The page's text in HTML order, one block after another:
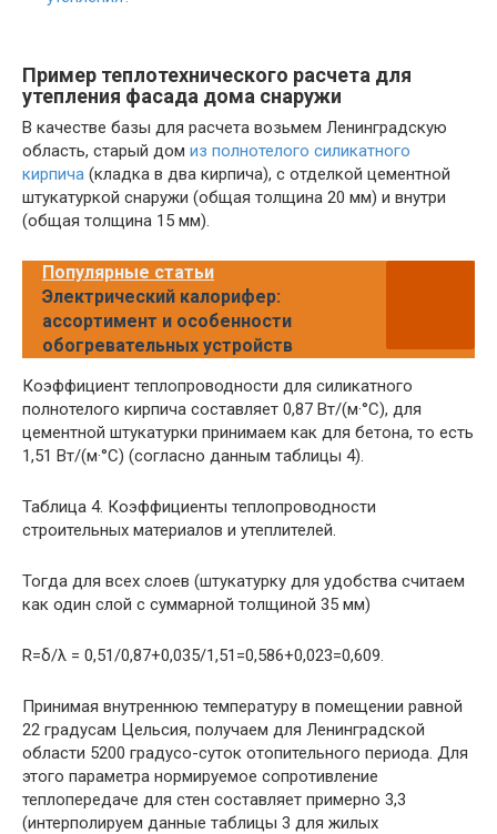
Пример теплотехнического расчета для
утепления фасада дома снаружи
В качестве базы для расчета возьмем Ленинградскую
область, старый дом из полнотелого силикатного
кирпича (кладка в два кирпича), с отделкой цементной
штукатуркой снаружи (общая толщина 20 мм) и внутри
(общая толщина 15 мм).
Популярные статьи
Электрический калорифер:
ассортимент и особенности
обогревательных устройств
Коэффициент теплопроводности для силикатного
полнотелого кирпича составляет 0,87 Вт/(м·°С), для
цементной штукатурки принимаем как для бетона, то есть
1,51 Вт/(м·°С) (согласно данным таблицы 4).
Таблица 4. Коэффициенты теплопроводности
строительных материалов и утеплителей.
Тогда для всех слоев (штукатурку для удобства считаем
как один слой с суммарной толщиной 35 мм)
R=δ/λ = 0,51/0,87+0,035/1,51=0,586+0,023=0,609.
Принимая внутреннюю температуру в помещении равной
22 градусам Цельсия, получаем для Ленинградской
области 5200 градусо-суток отопительного периода. Для
этого параметра нормируемое сопротивление
теплопередаче для стен составляет примерно 3,3
(интерполируем данные таблицы 3 для жилых